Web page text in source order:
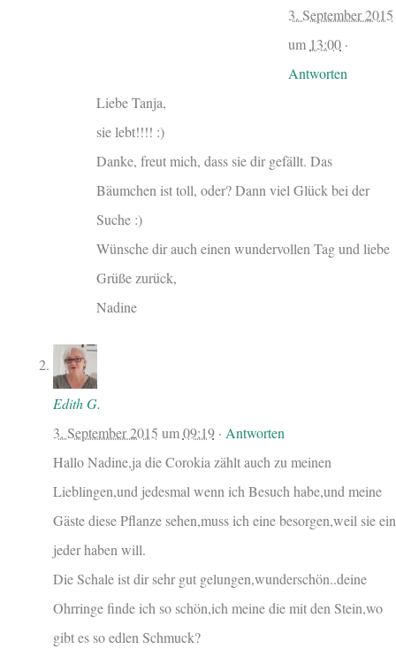
3. September 2015
um 13:00 ·
Antworten
Liebe Tanja,
sie lebt!!!! :)
Danke, freut mich, dass sie dir gefällt. Das
Bäumchen ist toll, oder? Dann viel Glück bei der
Suche :)
Wünsche dir auch einen wundervollen Tag und liebe
Grüße zurück,
Nadine
Edith G.
3. September 2015 um09:19· Antworten
Hallo Nadine,ja die Corokia zählt auch zu meinen
Lieblingen,und jedesmal wenn ich Besuch habe,und meine
Gäste diese Pflanze sehen,muss ich eine besorgen,weil sie ein
jeder haben will.
Die Schale ist dir sehr gut gelungen,wunderschön..deine
Ohrringe finde ich so schön,ich meine die mit den Stein,wo
gibt es so edlen Schmuck?